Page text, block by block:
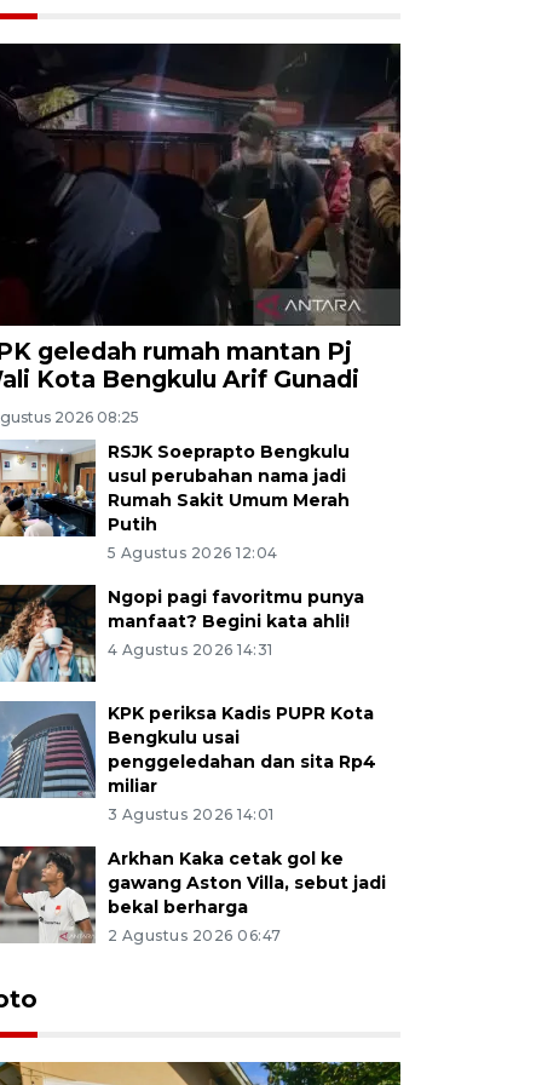
geledah rumah mantan Pj
Kota Bengkulu Arif Gunadi
2026 08:25
RSJK Soeprapto Bengkulu
usul perubahan nama jadi
Rumah Sakit Umum Merah
Putih
5 Agustus 2026 12:04
Ngopi pagi favoritmu punya
manfaat? Begini kata ahli!
4 Agustus 2026 14:31
KPK periksa Kadis PUPR Kota
Bengkulu usai
penggeledahan dan sita Rp4
miliar
3 Agustus 2026 14:01
Arkhan Kaka cetak gol ke
gawang Aston Villa, sebut jadi
bekal berharga
2 Agustus 2026 06:47